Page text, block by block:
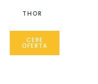
THOR
CERE
OFERTA